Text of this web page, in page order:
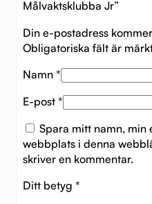
Målvaktsklubba Jr”
Din e-postadress
Obligatoriska fält är
Namn *
E-post *
Spara mitt namn, min
webbplats i denna
skriver en kommentar.
Ditt betyg *